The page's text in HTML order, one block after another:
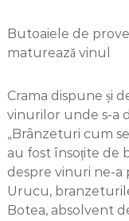
Butoaiele de
maturează vinul
Crama dispune și
vinurilor unde s-a
„Brânzeturi cum
au fost însoțite de
despre vinuri ne-
Urucu,
Botea, absolvent